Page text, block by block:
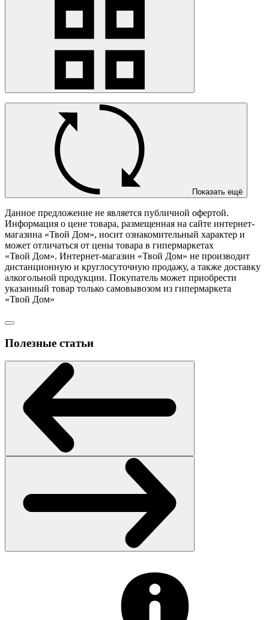
Показать ещё
Данное предложение не является публичной офертой.
Информация о цене товара, размещенная на сайте интернет-
магазина «Твой Дом», носит ознакомительный характер и
может отличаться от цены товара в гипермаркетах
«Твой Дом». Интернет-магазин «Твой Дом» не производит
дистанционную и круглосуточную продажу, а также доставку
алкогольной продукции. Покупатель может приобрести
указанный товар только самовывозом из гипермаркета
«Твой Дом»
Полезные статьи